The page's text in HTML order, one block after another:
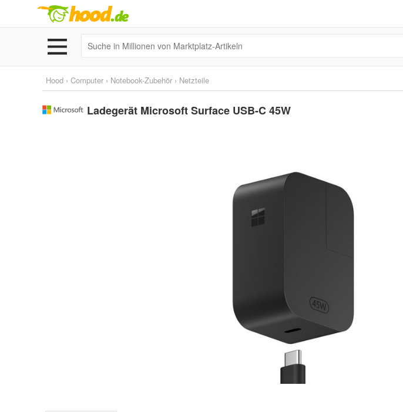
Hood › Computer › Notebook-Zubehör › Netzteile
Ladegerät Microsoft Surface USB-C 45W